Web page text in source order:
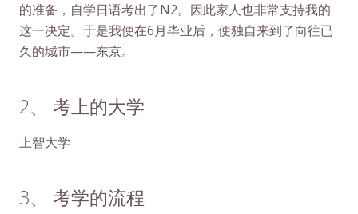
的准备，自学日语考出了N2。因此家人也非常支持我的
这一决定。于是我便在6月毕业后，便独自来到了向往已
久的城市——东京。
2、 考上的大学
上智大学
3、 考学的流程